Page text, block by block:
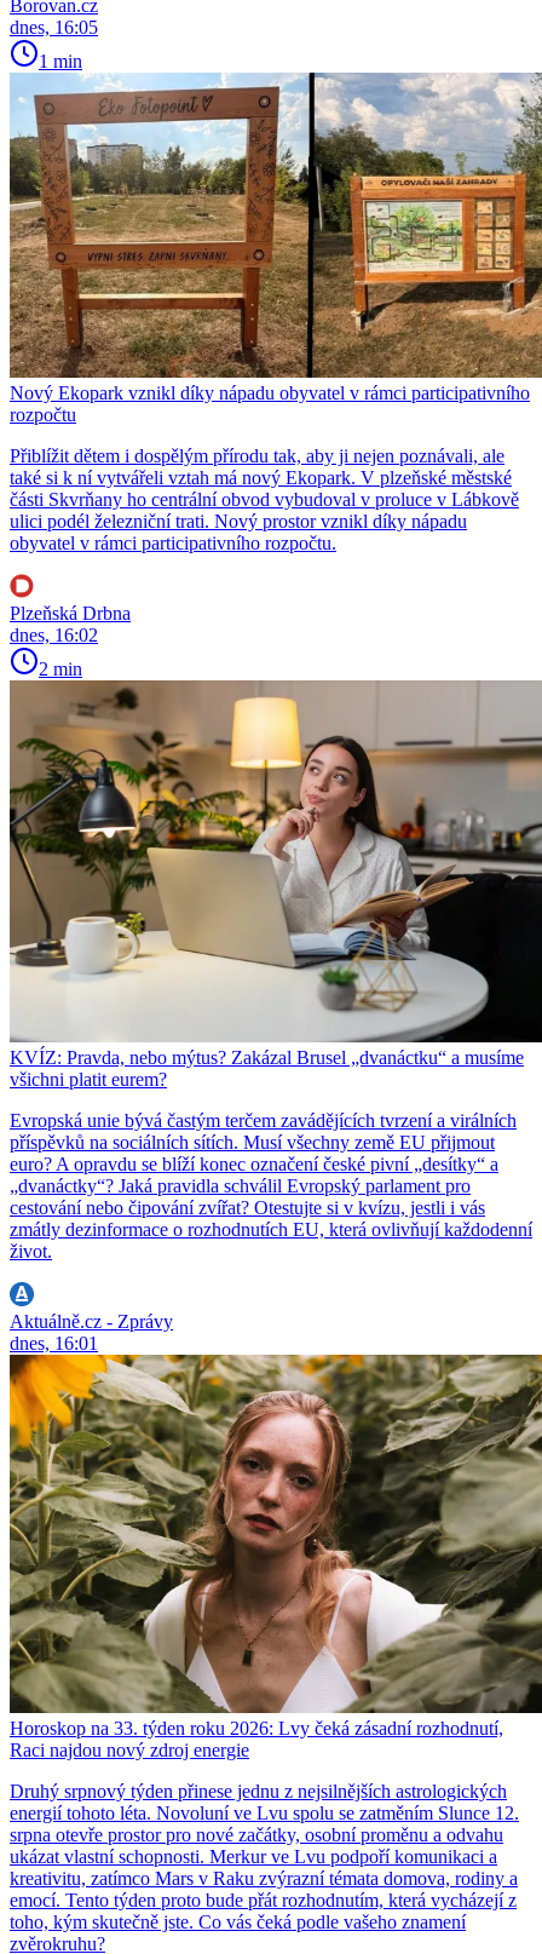
Borovan.cz
dnes, 16:05
1 min
Nový Ekopark vznikl díky nápadu obyvatel v rámci participativního
rozpočtu
Přiblížit dětem i dospělým přírodu tak, aby ji nejen poznávali, ale
také si k ní vytvářeli vztah má nový Ekopark. V plzeňské městské
části Skvrňany ho centrální obvod vybudoval v proluce v Lábkově
ulici podél železniční trati. Nový prostor vznikl díky nápadu
obyvatel v rámci participativního rozpočtu.
Plzeňská Drbna
dnes, 16:02
2 min
KVÍZ: Pravda, nebo mýtus? Zakázal Brusel „dvanáctku“ a musíme
všichni platit eurem?
Evropská unie bývá častým terčem zavádějících tvrzení a virálních
příspěvků na sociálních sítích. Musí všechny země EU přijmout
euro? A opravdu se blíží konec označení české pivní „desítky“ a
„dvanáctky“? Jaká pravidla schválil Evropský parlament pro
cestování nebo čipování zvířat? Otestujte si v kvízu, jestli i vás
zmátly dezinformace o rozhodnutích EU, která ovlivňují každodenní
život.
Aktuálně.cz - Zprávy
dnes, 16:01
Horoskop na 33. týden roku 2026: Lvy čeká zásadní rozhodnutí,
Raci najdou nový zdroj energie
Druhý srpnový týden přinese jednu z nejsilnějších astrologických
energií tohoto léta. Novoluní ve Lvu spolu se zatměním Slunce 12.
srpna otevře prostor pro nové začátky, osobní proměnu a odvahu
ukázat vlastní schopnosti. Merkur ve Lvu podpoří komunikaci a
kreativitu, zatímco Mars v Raku zvýrazní témata domova, rodiny a
emocí. Tento týden proto bude přát rozhodnutím, která vycházejí z
toho, kým skutečně jste. Co vás čeká podle vašeho znamení
zvěrokruhu?